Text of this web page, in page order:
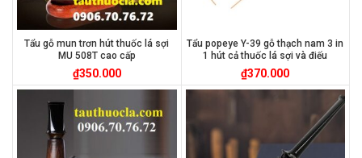
Tẩu gỗ mun trơn hút thuốc lá sợi
MU 508T cao cấp
₫350.000
Tẩu popeye Y-39 gỗ thạch nam 3 in
1 hút cả thuốc lá sợi và điếu
₫370.000